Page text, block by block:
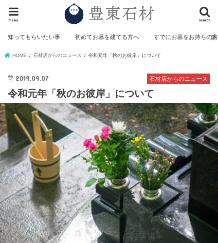
search
menu
知ってもらいたい事 初めてお墓を建てる方へ すでにお墓をお持ちの
HOME 石材店からのニュース 令和元年「秋のお彼岸」について
石材店からのニュース
2019.09.07
令和元年「秋のお彼岸」について